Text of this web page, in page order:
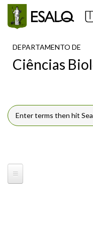
Pular para o conteúdo
DEPARTAMENTO DE
Ciências